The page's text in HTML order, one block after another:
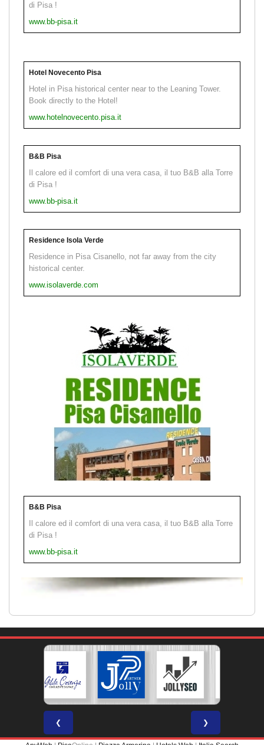
di Pisa !
www.bb-pisa.it
Hotel Novecento Pisa
Hotel in Pisa historical center near to the Leaning Tower.
Book directly to the Hotel!
www.hotelnovecento.pisa.it
B&B Pisa
Il calore ed il comfort di una vera casa, il tuo B&B alla Torre
di Pisa !
www.bb-pisa.it
Residence Isola Verde
Residence in Pisa Cisanello, not far away from the city
historical center.
www.isolaverde.com
B&B Pisa
Il calore ed il comfort di una vera casa, il tuo B&B alla Torre
di Pisa !
www.bb-pisa.it
❮ ❯